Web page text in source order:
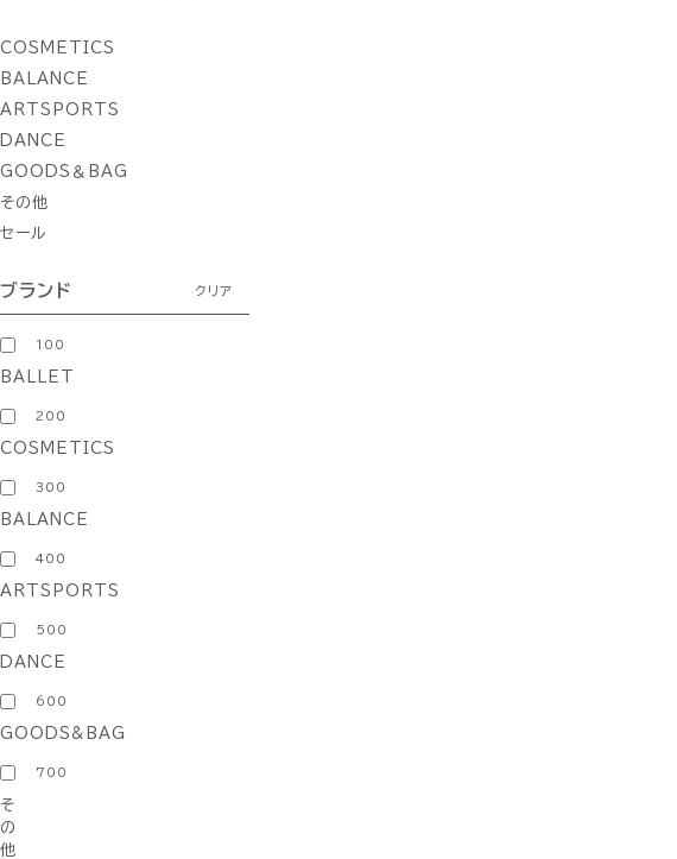
COSMETICS
BALANCE
ARTSPORTS
DANCE
GOODS＆BAG
その他
セール
ブランド クリア
100
BALLET
200
COSMETICS
300
BALANCE
400
ARTSPORTS
500
DANCE
600
GOODS&BAG
700
そ
の
他